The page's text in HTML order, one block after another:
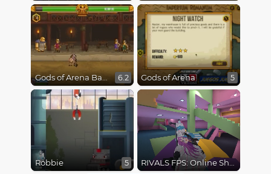
Gods of Arena Battles 6.2 Gods of Arena 5
Robbie 5 RIVALS FPS: Online Shooter